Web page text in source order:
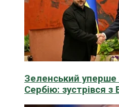
Зеленський уперше
Сербію: зустрівся з